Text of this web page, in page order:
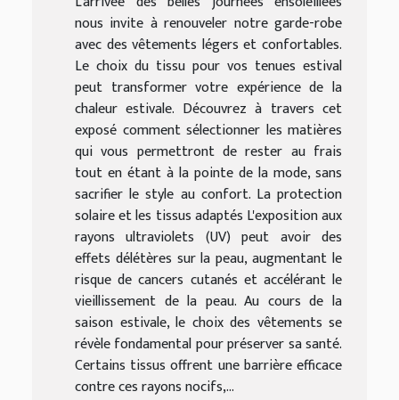
nous invite à renouveler notre garde-robe
avec des vêtements légers et confortables.
Le choix du tissu pour vos tenues estival
peut transformer votre expérience de la
chaleur estivale. Découvrez à travers cet
exposé comment sélectionner les matières
qui vous permettront de rester au frais
tout en étant à la pointe de la mode, sans
sacrifier le style au confort. La protection
solaire et les tissus adaptés L'exposition aux
rayons ultraviolets (UV) peut avoir des
effets délétères sur la peau, augmentant le
risque de cancers cutanés et accélérant le
vieillissement de la peau. Au cours de la
saison estivale, le choix des vêtements se
révèle fondamental pour préserver sa santé.
Certains tissus offrent une barrière efficace
contre ces rayons nocifs,...